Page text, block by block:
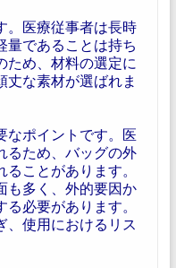
。医療従事者は長時
量であることは持ち
ため、材料の選定に
丈な素材が選ばれま
なポイントです。医
るため、バッグの外
ことがあります。
も多く、外的要因か
必要があります。
、使用におけるリス